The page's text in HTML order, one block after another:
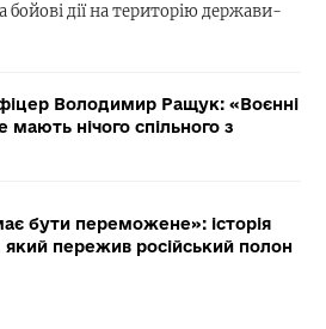
бойові дії на територію держави-
Володимир Ращук: «Воєнні
мають нічого спільного з
бути переможене»: історія
який пережив російський полон